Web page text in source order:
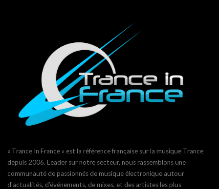
« Trance In France » est la référence française sur la musique Trance
depuis 2006. Leader sur notre secteur, nous rassemblons une
communauté de passionnés de musique électronique autour
d'actualités, d’événements, de mixes, et des artistes les plus